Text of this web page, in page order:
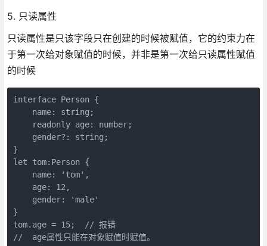
5. 只读属性
只读属性是只该字段只在创建的时候被赋值，它的约束力在
于第一次给对象赋值的时候，并非是第一次给只读属性赋值
的时候
interface Person {
    name: string;
    readonly age: number;
    gender?: string;
}
let tom:Person {
    name: 'tom',
    age: 12,
    gender: 'male'
}
tom.age = 15;  // 报错
//  age属性只能在对象赋值时赋值。